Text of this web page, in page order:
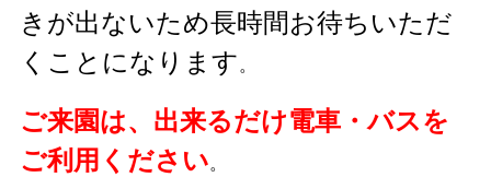
きが出ないため長時間お待ちいただ
くことになります 。
ご来園は、出来るだけ電車・バスを
ご利用ください。